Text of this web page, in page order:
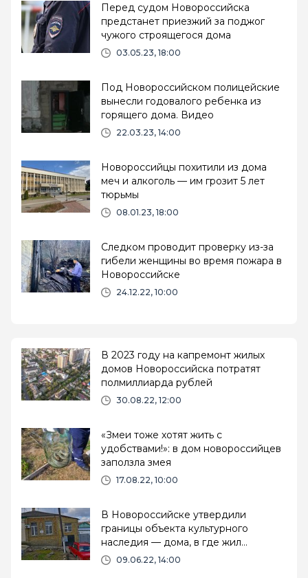
Перед судом Новороссийска
предстанет приезжий за поджог
чужого строящегося дома
03.05.23, 18:00
Под Новороссийском полицейские
вынесли годовалого ребенка из
горящего дома. Видео
22.03.23, 14:00
Новороссийцы похитили из дома
меч и алкоголь — им грозит 5 лет
тюрьмы
08.01.23, 18:00
Следком проводит проверку из-за
гибели женщины во время пожара в
Новороссийске
24.12.22, 10:00
В 2023 году на капремонт жилых
домов Новороссийска потратят
полмиллиарда рублей
30.08.22, 12:00
«Змеи тоже хотят жить с
удобствами!»: в дом новороссийцев
заползла змея
17.08.22, 10:00
В Новороссийске утвердили
границы объекта культурного
наследия — дома, в где жил
писатель Гладков
09.06.22, 14:00